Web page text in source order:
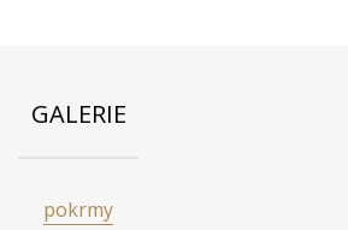
GALERIE
pokrmy